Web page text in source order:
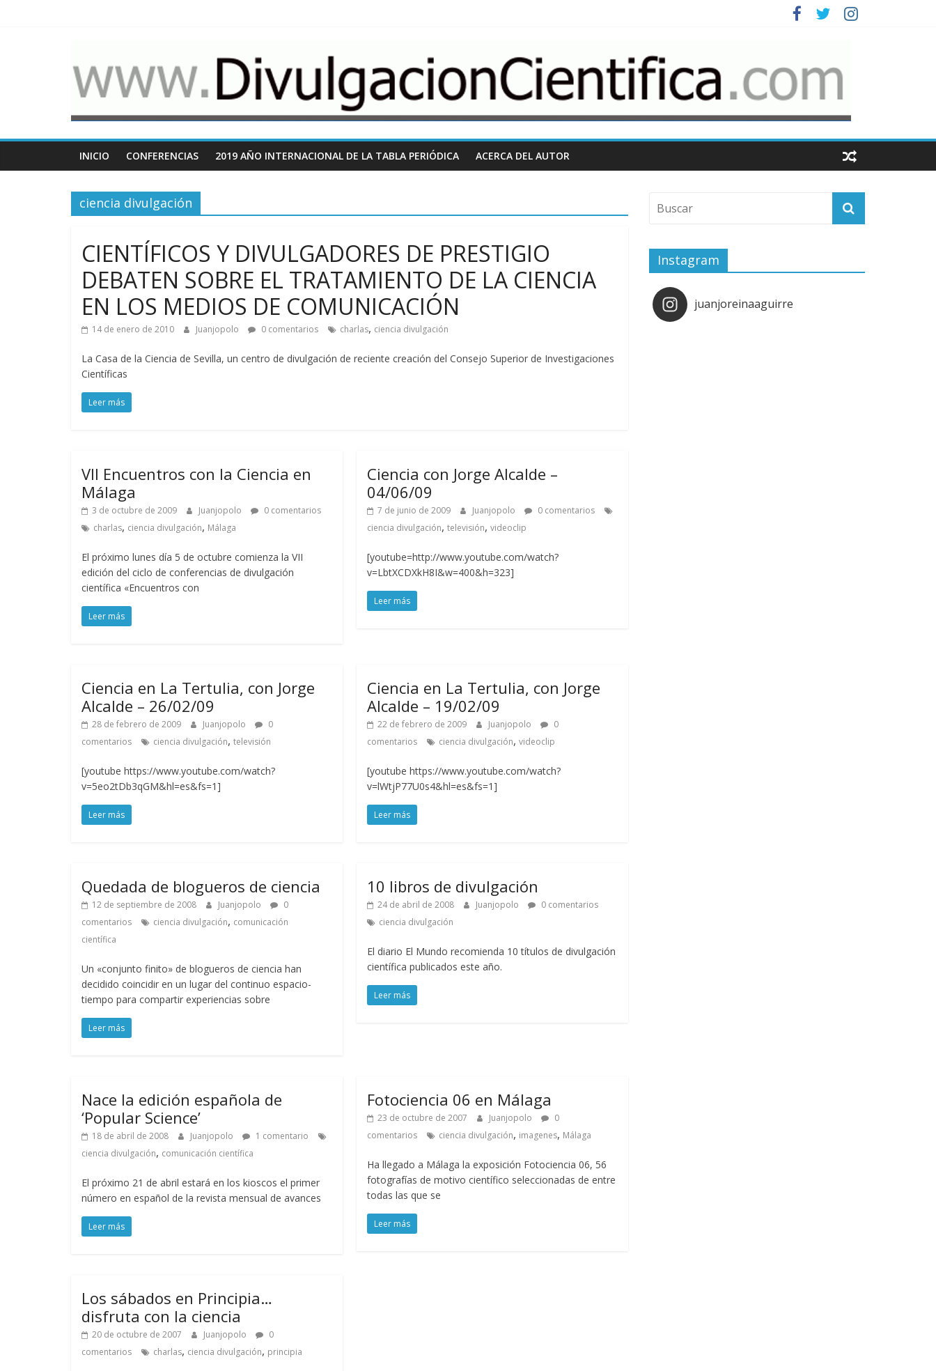
www.DivulgacionCientifica.com
Cosas
con
la
divulgación
de
ciencia
INICIO CONFERENCIAS 2019 AÑO INTERNACIONAL DE LA TABLA PERIÓDICA ACERCA DEL AUTOR
ciencia divulgación
CIENTÍFICOS Y DIVULGADORES DE PRESTIGIO
DEBATEN SOBRE EL TRATAMIENTO DE LA CIENCIA
EN LOS MEDIOS DE COMUNICACIÓN
14 de enero de 2010 Juanjopolo 0 comentarios charlas, ciencia divulgación
La Casa de la Ciencia de Sevilla, un centro de divulgación de reciente creación del Consejo Superior de Investigaciones
Científicas
Leer más
VII Encuentros con la Ciencia en
Málaga
3 de octubre de 2009 Juanjopolo
0 comentarios
charlas, ciencia divulgación, Málaga
El próximo lunes día 5 de octubre comienza la VII
edición del ciclo de conferencias de divulgación
científica «Encuentros con
Leer más
Ciencia con Jorge Alcalde –
04/06/09
7 de junio de 2009 Juanjopolo
0 comentarios
ciencia divulgación,televisión,videoclip
[youtube=http://www.youtube.com/watch?
v=LbtXCDXkH8I&w=400&h=323]
Leer más
Ciencia en La Tertulia, con Jorge
Alcalde – 26/02/09
28 de febrero de 2009 Juanjopolo
0
comentarios
ciencia divulgación, televisión
[youtube https://www.youtube.com/watch?
v=5eo2tDb3qGM&hl=es&fs=1]
Leer más
Ciencia en La Tertulia, con Jorge
Alcalde – 19/02/09
22 de febrero de 2009 Juanjopolo
0
comentarios
ciencia divulgación,videoclip
[youtube https://www.youtube.com/watch?
v=lWtjP77U0s4&hl=es&fs=1]
Leer más
Quedada de blogueros de ciencia
12 de septiembre de 2008 Juanjopolo
0
comentarios
ciencia divulgación, comunicación
científica
Un «conjunto finito» de blogueros de ciencia han
decidido coincidir en un lugar del continuo espacio-
tiempo para compartir experiencias sobre
Leer más
10 libros de divulgación
24 de abril de 2008 Juanjopolo
0 comentarios
ciencia divulgación
El diario El Mundo recomienda 10 títulos de divulgación
científica publicados este año.
Leer más
Nace la edición española de
‘Popular Science’
18 de abril de 2008 Juanjopolo
1 comentario
ciencia divulgación, comunicación científica
El próximo 21 de abril estará en los kioscos el primer
número en español de la revista mensual de avances
Leer más
Fotociencia 06 en Málaga
23 de octubre de 2007 Juanjopolo
0
comentarios
ciencia divulgación, imagenes, Málaga
Ha llegado a Málaga la exposición Fotociencia 06, 56
fotografías de motivo científico seleccionadas de entre
todas las que se
Leer más
Los sábados en Principia…
disfruta con la ciencia
20 de octubre de 2007 Juanjopolo
0
comentarios
charlas, ciencia divulgación, principia
Instagram
juanjoreinaaguirre